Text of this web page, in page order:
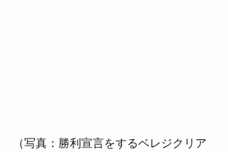
（写真：勝利宣言をするベレジクリア